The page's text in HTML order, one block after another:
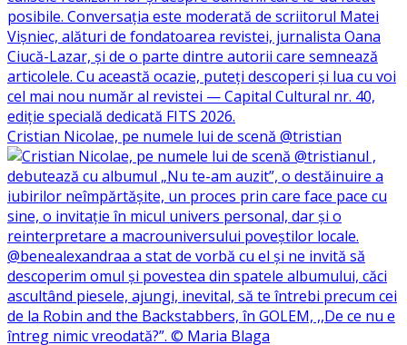
Cristian Nicolae, pe numele lui de scenă @tristian